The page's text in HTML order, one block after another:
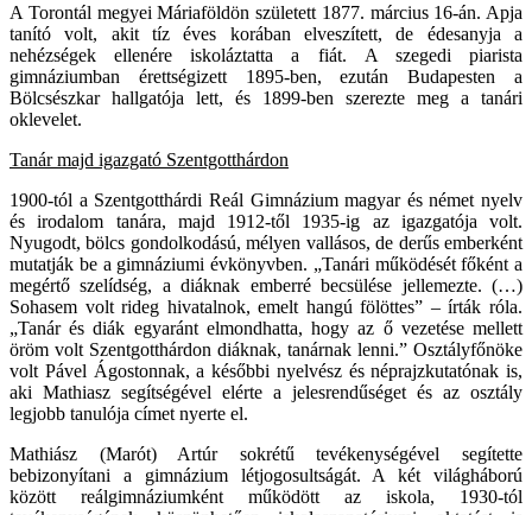
A Torontál megyei Máriaföldön született 1877. március 16-án. Apja
tanító volt, akit tíz éves korában elveszített, de édesanyja a
nehézségek ellenére iskoláztatta a fiát. A szegedi piarista
gimnáziumban érettségizett 1895-ben, ezután Budapesten a
Bölcsészkar hallgatója lett, és 1899-ben szerezte meg a tanári
oklevelet.
Tanár majd igazgató Szentgotthárdon
1900-tól a Szentgotthárdi Reál Gimnázium magyar és német nyelv
és irodalom tanára, majd 1912-től 1935-ig az igazgatója volt.
Nyugodt, bölcs gondolkodású, mélyen vallásos, de derűs emberként
mutatják be a gimnáziumi évkönyvben. „Tanári működését főként a
megértő szelídség, a diáknak emberré becsülése jellemezte. (…)
Sohasem volt rideg hivatalnok, emelt hangú fölöttes” – írták róla.
„Tanár és diák egyaránt elmondhatta, hogy az ő vezetése mellett
öröm volt Szentgotthárdon diáknak, tanárnak lenni.” Osztályfőnöke
volt Pável Ágostonnak, a későbbi nyelvész és néprajzkutatónak is,
aki Mathiasz segítségével elérte a jelesrendűséget és az osztály
legjobb tanulója címet nyerte el.
Mathiász (Marót) Artúr sokrétű tevékenységével segítette
bebizonyítani a gimnázium létjogosultságát. A két világháború
között reálgimnáziumként működött az iskola, 1930-tól